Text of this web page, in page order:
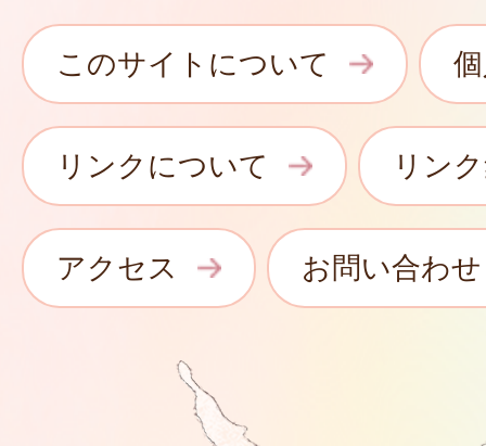
このサイトについて
リンクについて リン
アクセス お問い合わせ